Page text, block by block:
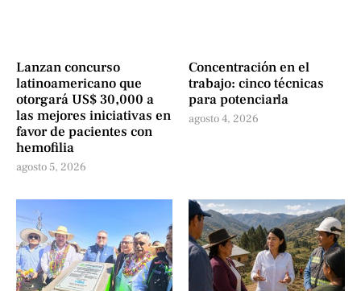
Lanzan concurso
latinoamericano que
otorgará US$ 30,000 a
las mejores iniciativas en
favor de pacientes con
hemofilia
agosto 5, 2026
Concentración en el
trabajo: cinco técnicas
para potenciarla
agosto 4, 2026